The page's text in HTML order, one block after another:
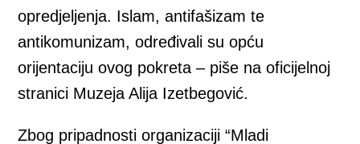
opredjeljenja. Islam, antifašizam te
antikomunizam, određivali su opću
orijentaciju ovog pokreta – piše na oficijelnoj
stranici Muzeja Alija Izetbegović.
Zbog pripadnosti organizaciji “Mladi